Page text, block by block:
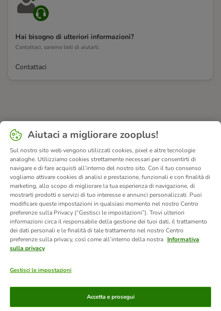
Hai bisogno di ulteriori informazioni?
Contattaci, saremo lieti di aiutarti.
Contattaci
Aiutaci a migliorare zooplus!
Sul nostro sito web vengono utilizzati cookies, pixel e altre tecnologie
analoghe. Utilizziamo cookies strettamente necessari per consentirti di
navigare e di fare acquisti all’interno del nostro sito. Con il tuo consenso
vogliamo attivare cookies di analisi e prestazione, funzionali e con finalità di
marketing, allo scopo di migliorare la tua esperienza di navigazione, di
mostrarti prodotti e servizi di tuo interesse e annunci personalizzati. Puoi
modificare queste impostazioni in qualsiasi momento nel nostro Centro
preferenze sulla Privacy (“Gestisci le impostazioni”). Trovi ulteriori
informazioni circa il responsabile della gestione dei tuoi dati, il trattamento
dei dati personali e le finalità di tale trattamento nel nostro Centro
preferenze sulla privacy, così come all’interno della nostra Informativa
sulla privacy
Gestisci le impostazioni
Accetta e prosegui